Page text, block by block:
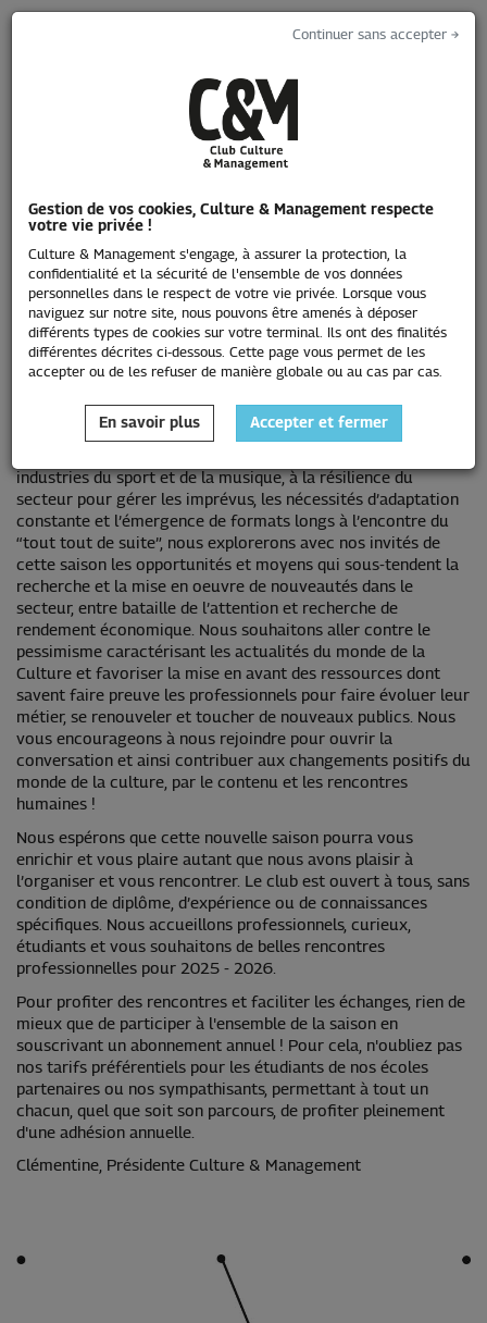
Nouvelle saison 2025/2026 !
Le 02/09/2025
Le Club est heureux de vous dévoiler sa nouvelle saison !
Fondé en 2000 par des professionnels désireux de faire
réseau, réfléchir ensemble à leurs enjeux et favoriser les
connexions entre les différents “mondes” culturels, le Club
Culture & Management vous propose pour cette nouvelle
saison d’explorer les coulisses de certains métiers à travers
deux formats appréciés par nos membres : des grands
entretiens avec un profil expert, et des moments conviviaux
dédiés aux échanges entre professionnels.
industries du sport et de la musique, à la résilience du
secteur pour gérer les imprévus, les nécessités d’adaptation
constante et l’émergence de formats longs à l’encontre du
“tout tout de suite”, nous explorerons avec nos invités de
cette saison les opportunités et moyens qui sous-tendent la
recherche et la mise en oeuvre de nouveautés dans le
secteur, entre bataille de l’attention et recherche de
rendement économique. Nous souhaitons aller contre le
pessimisme caractérisant les actualités du monde de la
Culture et favoriser la mise en avant des ressources dont
savent faire preuve les professionnels pour faire évoluer leur
métier, se renouveler et toucher de nouveaux publics. Nous
vous encourageons à nous rejoindre pour ouvrir la
conversation et ainsi contribuer aux changements positifs du
monde de la culture, par le contenu et les rencontres
humaines !
Nous espérons que cette nouvelle saison pourra vous
enrichir et vous plaire autant que nous avons plaisir à
l’organiser et vous rencontrer. Le club est ouvert à tous, sans
condition de diplôme, d’expérience ou de connaissances
spécifiques. Nous accueillons professionnels, curieux,
étudiants et vous souhaitons de belles rencontres
professionnelles pour 2025 - 2026.
Pour profiter des rencontres et faciliter les échanges, rien de
mieux que de participer à l'ensemble de la saison en
souscrivant un abonnement annuel ! Pour cela, n'oubliez pas
nos tarifs préférentiels pour les étudiants de nos écoles
partenaires ou nos sympathisants, permettant à tout un
chacun, quel que soit son parcours, de profiter pleinement
d'une adhésion annuelle.
Clémentine, Présidente Culture & Management
Continuer sans accepter →
Gestion de vos cookies, Culture & Management respecte
votre vie privée !
Culture & Management s'engage, à assurer la protection, la
confidentialité et la sécurité de l'ensemble de vos données
personnelles dans le respect de votre vie privée. Lorsque vous
naviguez sur notre site, nous pouvons être amenés à déposer
différents types de cookies sur votre terminal. Ils ont des finalités
différentes décrites ci-dessous. Cette page vous permet de les
accepter ou de les refuser de manière globale ou au cas par cas.
En savoir plus Accepter et fermer